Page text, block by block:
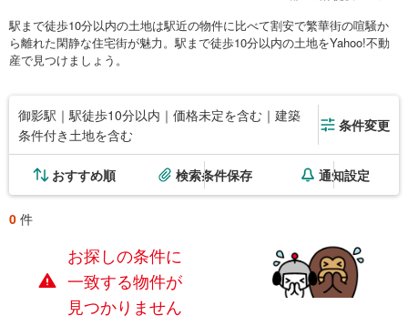
駅まで徒歩10分以内の土地は駅近の物件に比べて割安で繁華街の喧騒か
ら離れた閑静な住宅街が魅力。駅まで徒歩10分以内の土地をYahoo!不動
産で見つけましょう。
御影駅｜駅徒歩10分以内｜価格未定を含む｜建築
条件付き土地を含む
条件変更
おすすめ順 検索条件保存 通知設定
0 件
お探しの条件に
一致する物件が
見つかりません